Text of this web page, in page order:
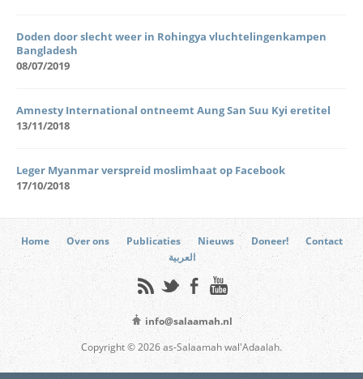
Doden door slecht weer in Rohingya vluchtelingenkampen
Bangladesh
08/07/2019
Amnesty International ontneemt Aung San Suu Kyi eretitel
13/11/2018
Leger Myanmar verspreid moslimhaat op Facebook
17/10/2018
Home Over ons Publicaties Nieuws Doneer!
Contact
العربية
info@salaamah.nl
Copyright © 2026 as-Salaamah wal'Adaalah.